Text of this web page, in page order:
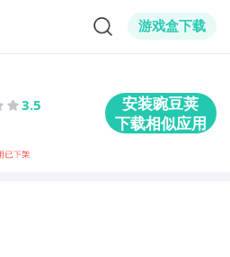
游戏盒下载
3.5